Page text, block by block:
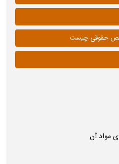
حقوقی چیست
مواد آن